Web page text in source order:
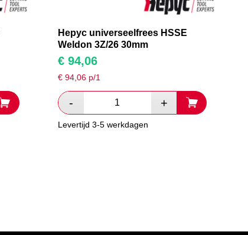
Hepyc universeelfrees HSSE
Weldon 3Z/26 30mm
€94,06
€ 94,06p/1
Levertijd 3-5 werkdagen